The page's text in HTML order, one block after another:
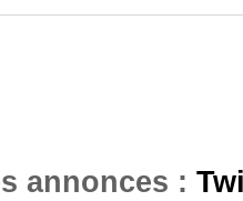
annonces :